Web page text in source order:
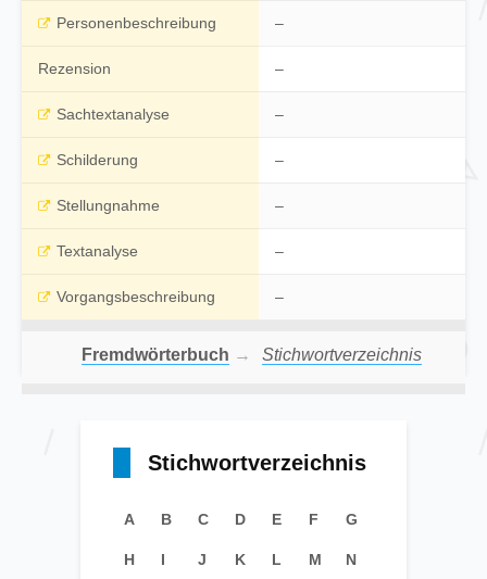
Personenbeschreibung –
Rezension –
Sachtextanalyse –
Schilderung –
Stellungnahme –
Textanalyse –
Vorgangsbeschreibung –
Fremdwörterbuch → Stichwortverzeichnis
Stichwortverzeichnis
A B C D E F G
H I J K L M N